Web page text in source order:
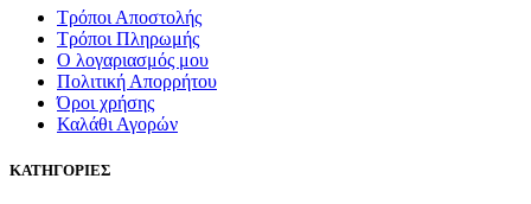
Τρόποι Αποστολής
Τρόποι Πληρωμής
Ο λογαριασμός μου
Πολιτική Απορρήτου
Όροι χρήσης
Καλάθι Αγορών
ΚΑΤΗΓΟΡΙΕΣ